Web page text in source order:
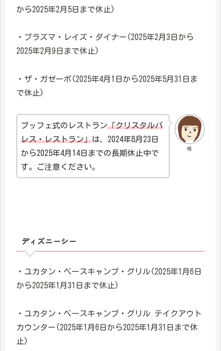
から2025年2月5日まで休止)
・プラズマ・レイズ・ダイナー(2025年2月3日から
2025年2月9日まで休止)
・ザ・ガゼーボ(2025年4月1日から2025年5月31日ま
で休止)
母
ブッフェ式のレストラン「クリスタルパ
レス・レストラン」は、2024年8月23日
から2025年4月14日までの長期休止中で
す。ご注意ください。
ディズニーシー
・ユカタン・ベースキャンプ・グリル(2025年1月6日
から2025年1月31日まで休止)
・ユカタン・ベースキャンプ・グリル テイクアウト
カウンター(2025年1月6日から2025年1月31日まで休
止)